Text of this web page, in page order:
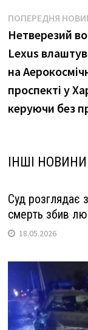
Навігація
записів
ПОПЕРЕДНЯ
Нетверезий
Lexus
на
проспекті у
керуючи без
ІНШІ НОВИНИ
Суд розглядає
смерть збив
18.05.2026